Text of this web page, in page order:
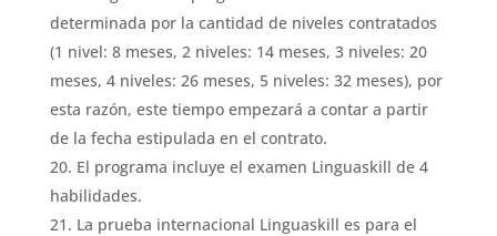
determinada por la cantidad de niveles contratados
(1 nivel: 8 meses, 2 niveles: 14 meses, 3 niveles: 20
meses, 4 niveles: 26 meses, 5 niveles: 32 meses), por
esta razón, este tiempo empezará a contar a partir
de la fecha estipulada en el contrato.
El programa incluye el examen Linguaskill de 4
habilidades.
La prueba internacional Linguaskill es para el